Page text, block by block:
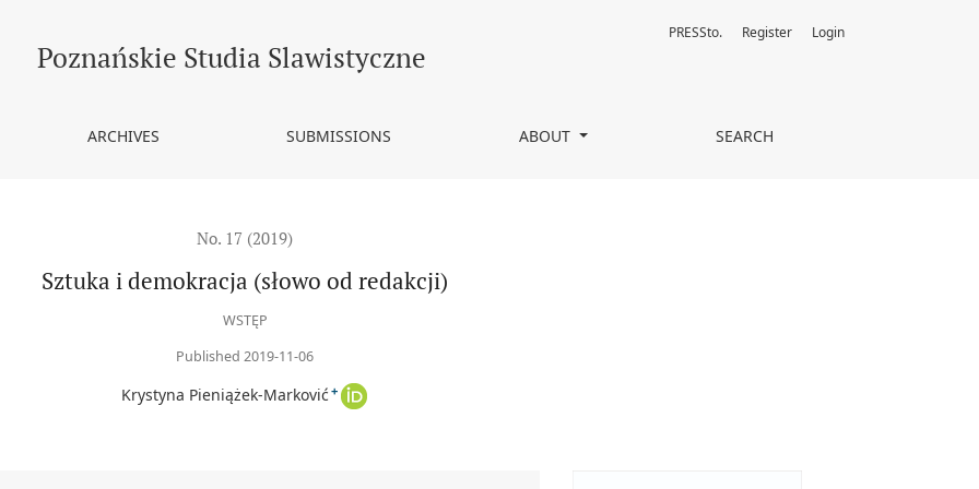
Poznańskie Studia Slawistyczne
ARCHIVES SUBMISSIONS ABOUT SEARCH
PRESSto. Register Login
No. 17 (2019)
Sztuka i demokracja (słowo od redakcji)
WSTĘP
Published 2019-11-06
Krystyna Pieniążek-Marković +